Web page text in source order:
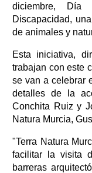
diciembre, Día
Discapacidad,
de animales y
Esta iniciativa,
trabajan con este
se van a celebrar
detalles de la
Conchita Ruiz y
Natura Murcia,
"Terra Natura
facilitar la visita
barreras